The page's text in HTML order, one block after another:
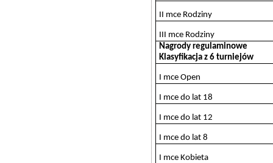
II mce Rodziny
III mce Rodziny
Nagrody regulaminowe
Klasyfikacja z 6 turniejów
I mce Open
I mce do lat 18
I mce do lat 12
I mce do lat 8
I mce Kobieta